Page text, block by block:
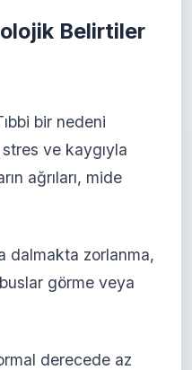
Belirtiler
bir nedeni
ve kaygıyla
ağrıları, mide
dalmakta zorlanma,
görme veya
derecede az